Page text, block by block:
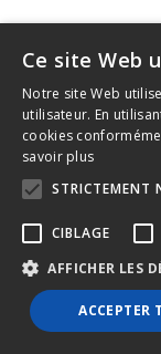
2022 ©
Ce site Web
Notre site Web
utilisateur. En
cookies
savoir plus
STRICTEMENT
CIBLAGE
AFFICHER LES
ACCEPTER